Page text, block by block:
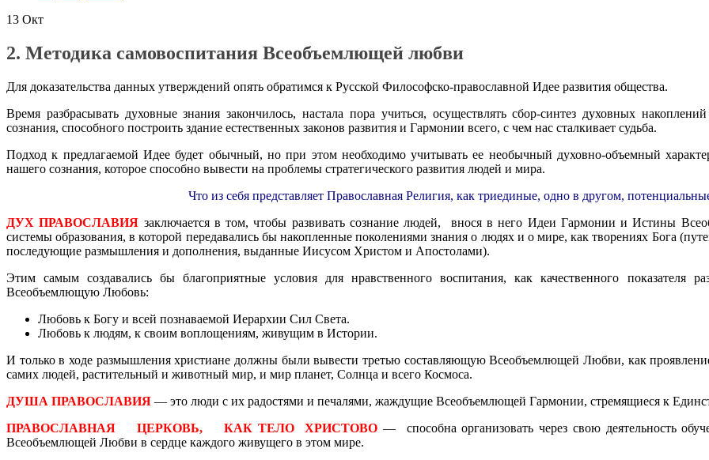
13 Окт
2. Методика самовоспитания Всеобъемлющей любви
Для доказательства данных утверждений опять обратимся к Русской Философско-православной Идее развития общества.
Время разбрасывать духовные знания закончилось, настала пора учиться, осуществлять сбор-синтез духовных
сознания, способного построить здание естественных законов развития и Гармонии всего, с чем нас сталкивает судьба.
Подход к предлагаемой Идее будет обычный, но при этом необходимо учитывать ее необычный духовно-объемный
нашего сознания, которое способно вывести на проблемы стратегического развития людей и мира.
Что из себя представляет Православная Религия, как триединые, одно в другом,
ДУХ ПРАВОСЛАВИЯ заключается в том, чтобы развивать сознание людей, внося в него Идеи Гармонии и Истины
системы образования, в которой передавались бы накопленные поколениями знания о людях и о мире, как творениях Бога
последующие размышления и дополнения, выданные Иисусом Христом и Апостолами).
Этим самым создавались бы благоприятные условия для нравственного воспитания, как качественного
Всеобъемлющую Любовь:
Любовь к Богу и всей познаваемой Иерархии Сил Света.
Любовь к людям, к своим воплощениям, живущим в Истории.
И только в ходе размышления христиане должны были вывести третью составляющую Всеобъемлющей Любви, как
самих людей, растительный и животный мир, и мир планет, Солнца и всего Космоса.
ДУША ПРАВОСЛАВИЯ — это люди с их радостями и печалями, жаждущие Всеобъемлющей Гармонии, стремящиеся к
ПРАВОСЛАВНАЯ ЦЕРКОВЬ, КАК ТЕЛО ХРИСТОВО — способна организовать через свою деятельность
Всеобъемлющей Любви в сердце каждого живущего в этом мире.